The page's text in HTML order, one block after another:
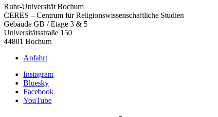
Ruhr-Universität Bochum
CERES – Centrum für Religionswissenschaftliche Studien
Gebäude GB / Etage 3 & 5
Universitätsstraße 150
44801 Bochum
Anfahrt
Instagram
Bluesky
Facebook
YouTube